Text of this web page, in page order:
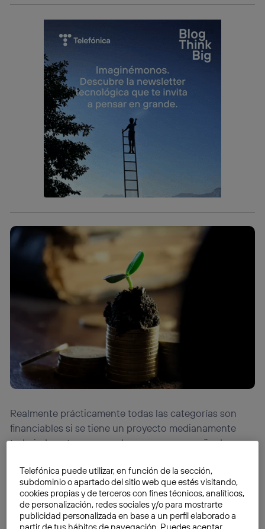
Realmente prácticamente todas las categorías son
financiables si se tiene un proyecto medianamente
trabajado entre manos. «Lanzar una campaña de
lanzamiento de una startup. A nivel de desarrollo de
producto, de estrategia de marketing y de
comunicación con los clientes obliga a hacer en muy
poco tiempo algo para lo que normalmente no existe
Telefónica puede utilizar, en función de la sección,
subdominio o apartado del sitio web que estés visitando,
cookies propias y de terceros con fines técnicos, analíticos,
de personalización, redes sociales y/o para mostrarte
publicidad personalizada en base a un perfil elaborado a